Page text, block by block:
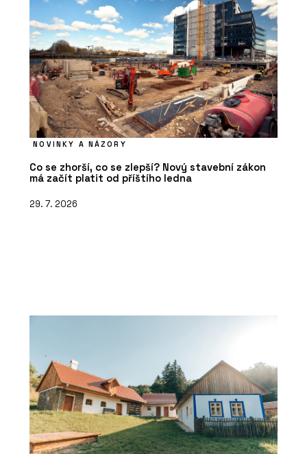
NOVINKY A NÁZORY
Co se zhorší, co se zlepší? Nový stavební zákon
má začít platit od příštího ledna
29. 7. 2026